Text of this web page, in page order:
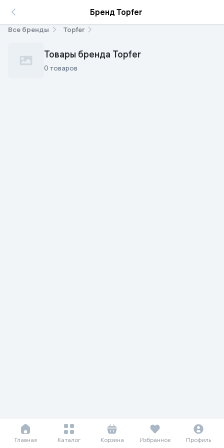
Бренд Topfer
Все бренды Topfer
Товары бренда Topfer
0 товаров
Главная Каталог Корзина Избранное Профиль